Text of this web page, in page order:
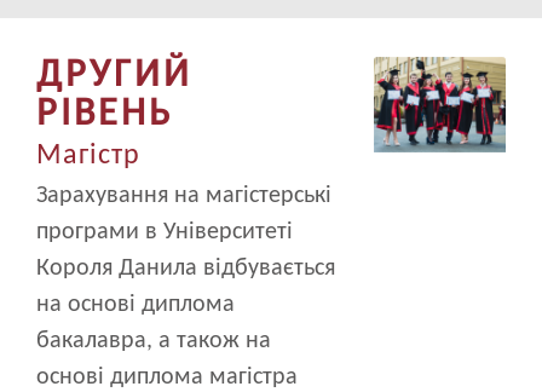
ДРУГИЙ
РІВЕНЬ
Магістр
Зарахування на магістерські
програми в Університеті
Короля Данила відбувається
на основі диплома
бакалавра, а також на
основі диплома магістра
Image